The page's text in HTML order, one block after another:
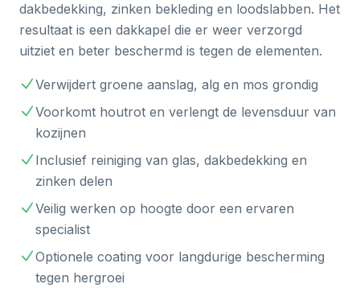
dakbedekking, zinken bekleding en loodslabben. Het
resultaat is een dakkapel die er weer verzorgd
uitziet en beter beschermd is tegen de elementen.
Verwijdert groene aanslag, alg en mos grondig
Voorkomt houtrot en verlengt de levensduur van
kozijnen
Inclusief reiniging van glas, dakbedekking en
zinken delen
Veilig werken op hoogte door een ervaren
specialist
Optionele coating voor langdurige bescherming
tegen hergroei